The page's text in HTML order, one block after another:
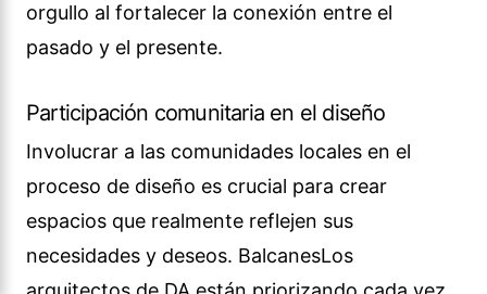
orgullo al fortalecer la conexión entre el
pasado y el presente.
Participación comunitaria en el diseño
Involucrar a las comunidades locales en el
proceso de diseño es crucial para crear
espacios que realmente reflejen sus
necesidades y deseos. BalcanesLos